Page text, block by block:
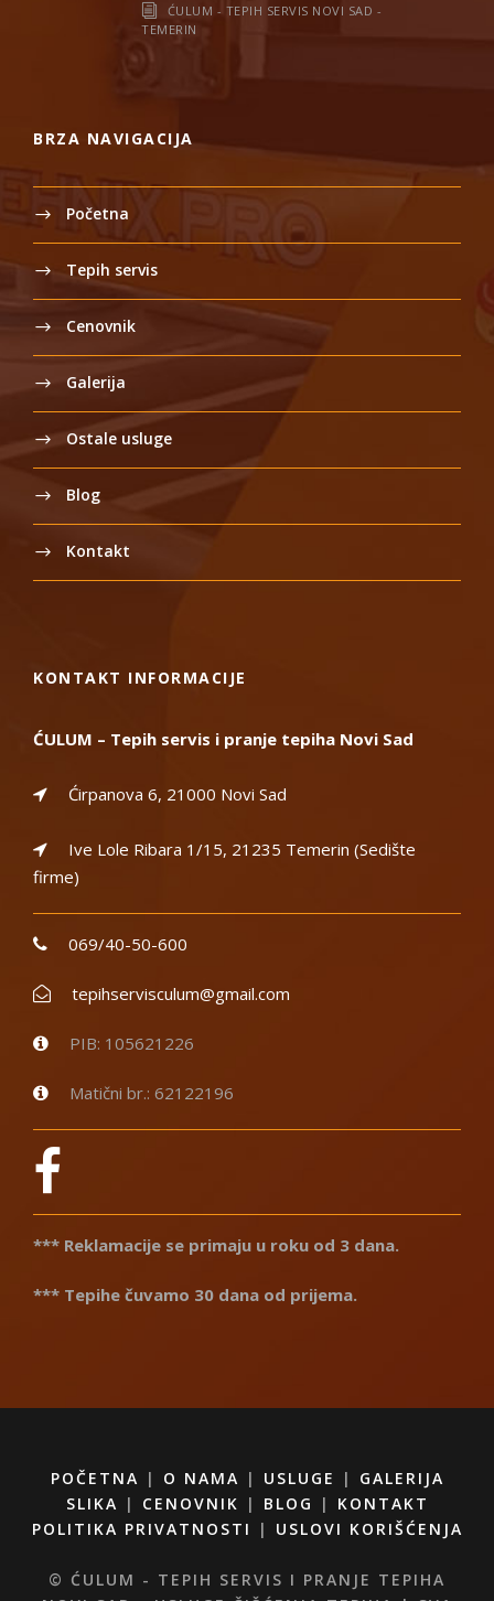
ĆULUM - TEPIH SERVIS NOVI SAD -
TEMERIN
BRZA NAVIGACIJA
Početna
Tepih servis
Cenovnik
Galerija
Ostale usluge
Blog
Kontakt
KONTAKT INFORMACIJE
ĆULUM – Tepih servis i pranje tepiha Novi Sad
Ćirpanova 6, 21000 Novi Sad
Ive Lole Ribara 1/15, 21235 Temerin (Sedište
firme)
069/40-50-600
tepihservisculum@gmail.com
PIB: 105621226
Matični br.: 62122196
*** Reklamacije se primaju u roku od 3 dana.
*** Tepihe čuvamo 30 dana od prijema.
POČETNA | O NAMA | USLUGE | GALERIJA
SLIKA | CENOVNIK | BLOG | KONTAKT
POLITIKA PRIVATNOSTI
| USLOVI KORIŠĆENJA
© ĆULUM - TEPIH SERVIS I PRANJE TEPIHA